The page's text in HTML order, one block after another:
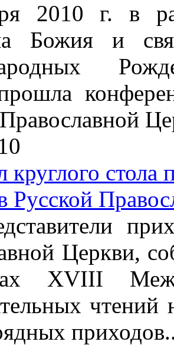
2010 г. в
Божия и
круглого
Русской
Церкви,
XVIII